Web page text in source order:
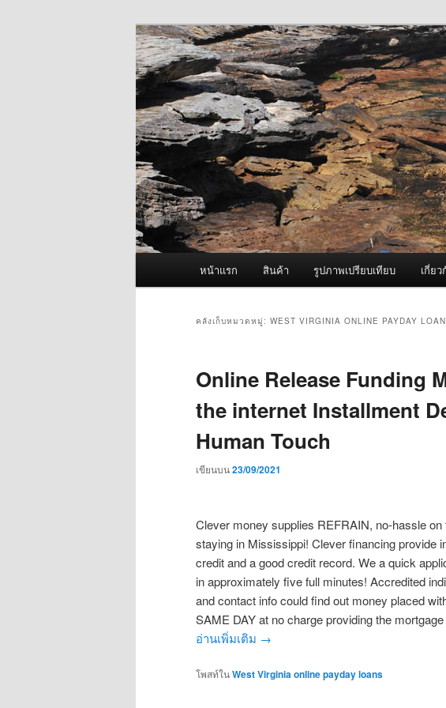
ผู้นำเข้าเครื่องพ่นหมอก
Fogger One และ อะไห
จำหน่ายเครื่องพ่นหมอกควัน คุณภาพดี บริการด้วยคว
หน้าแรก สินค้า รูปภาพเปรียบเทียบ เกี่ยว
คลังเก็บหมวดหมู่: WEST VIRGINIA ONLINE PAYDAY
Online Release Funding
the internet Installment
Human Touch
เขียนบน23/09/2021
Clever money supplies REFRAIN, no-hassle
staying in Mississippi! Clever financing provide
credit and a good credit record. We a quick
in approximately five full minutes! Accredited
and contact info could find out money placed
SAME DAY at no charge providing the
อ่านเพิ่มเติม →
โพสท์ในWest Virginia online payday loans